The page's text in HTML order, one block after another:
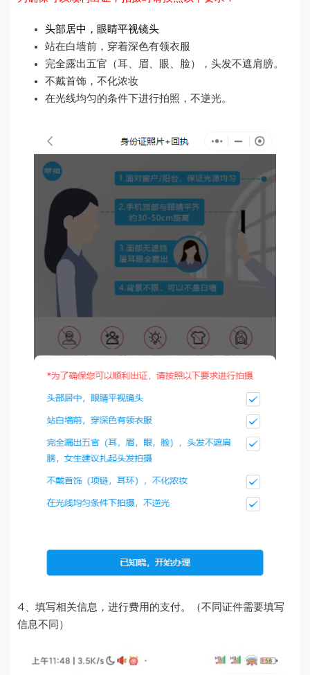
头部居中，眼睛平视镜头
站在白墙前，穿着深色有领衣服
完全露出五官（耳、眉、眼、脸），头发不遮肩膀。
不戴首饰，不化浓妆
在光线均匀的条件下进行拍照，不逆光。
4、填写相关信息，进行费用的支付。（不同证件需要填写
信息不同）